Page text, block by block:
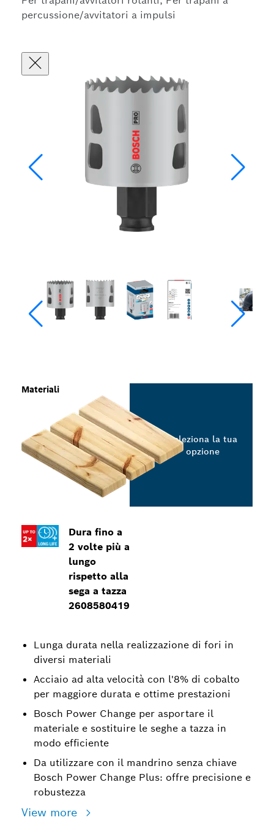
percussione/avvitatori a impulsi
Dura fino a
2 volte più a
lungo
rispetto alla
sega a tazza
2608580419
Lunga durata nella realizzazione di fori in
diversi materiali
Acciaio ad alta velocità con l'8% di cobalto
per maggiore durata e ottime prestazioni
Bosch Power Change per asportare il
materiale e sostituire le seghe a tazza in
modo efficiente
Da utilizzare con il mandrino senza chiave
Bosch Power Change Plus: offre precisione e
robustezza
View more
Materiali
Seleziona la tua
opzione